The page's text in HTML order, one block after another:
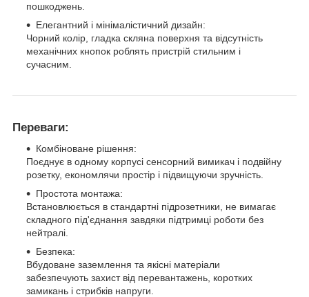
пошкоджень.
Елегантний і мінімалістичний дизайн:
Чорний колір, гладка скляна поверхня та відсутність
механічних кнопок роблять пристрій стильним і
сучасним.
Переваги:
Комбіноване рішення:
Поєднує в одному корпусі сенсорний вимикач і подвійну
розетку, економлячи простір і підвищуючи зручність.
Простота монтажа:
Встановлюється в стандартні підрозетники, не вимагає
складного під'єднання завдяки підтримці роботи без
нейтралі.
Безпека:
Вбудоване заземлення та якісні матеріали
забезпечують захист від перевантажень, коротких
замикань і стрибків напруги.